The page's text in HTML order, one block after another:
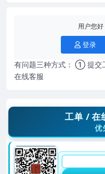
用户您好
登录
有问题三种方式： ① 提
在线客服
工单 / 在
优